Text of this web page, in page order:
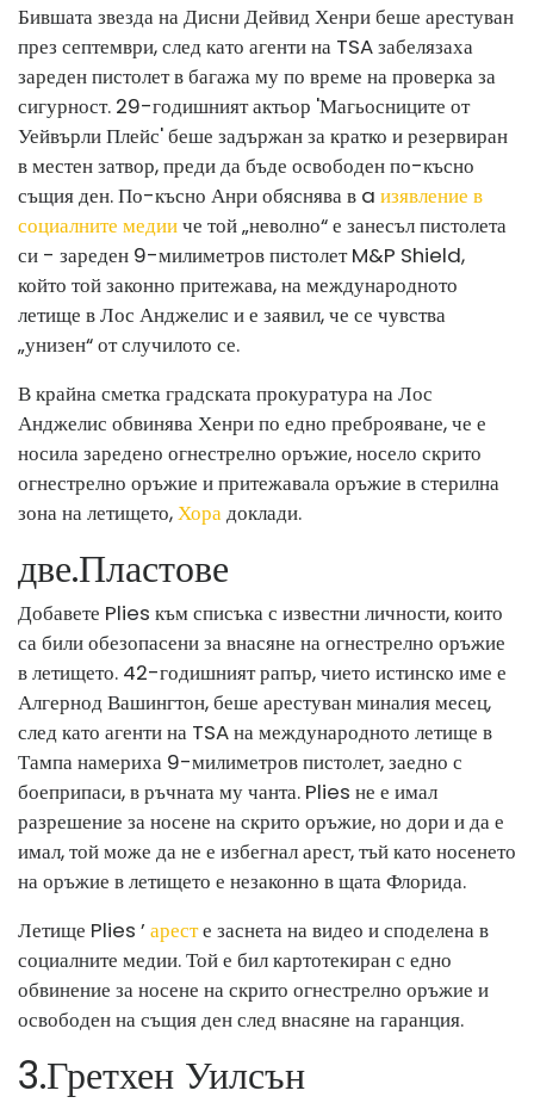
Бившата звезда на Дисни Дейвид Хенри беше арестуван
през септември, след като агенти на TSA забелязаха
зареден пистолет в багажа му по време на проверка за
сигурност. 29-годишният актьор 'Магьосниците от
Уейвърли Плейс' беше задържан за кратко и резервиран
в местен затвор, преди да бъде освободен по-късно
същия ден. По-късно Анри обяснява в a изявление в
социалните медииче той „неволно“ е занесъл пистолета
си - зареден 9-милиметров пистолет M&P Shield,
който той законно притежава, на международното
летище в Лос Анджелис и е заявил, че се чувства
„унизен“ от случилото се.
В крайна сметка градската прокуратура на Лос
Анджелис обвинява Хенри по едно преброяване, че е
носила заредено огнестрелно оръжие, носело скрито
огнестрелно оръжие и притежавала оръжие в стерилна
зона на летището,Хорадоклади.
две.Пластове
Добавете Plies към списъка с известни личности, които
са били обезопасени за внасяне на огнестрелно оръжие
в летището. 42-годишният рапър, чието истинско име е
Алгернод Вашингтон, беше арестуван миналия месец,
след като агенти на TSA на международното летище в
Тампа намериха 9-милиметров пистолет, заедно с
боеприпаси, в ръчната му чанта. Plies не е имал
разрешение за носене на скрито оръжие, но дори и да е
имал, той може да не е избегнал арест, тъй като носенето
на оръжие в летището е незаконно в щата Флорида.
Летище Plies ’ аресте заснета на видео и споделена в
социалните медии. Той е бил картотекиран с едно
обвинение за носене на скрито огнестрелно оръжие и
освободен на същия ден след внасяне на гаранция.
3.Гретхен Уилсън